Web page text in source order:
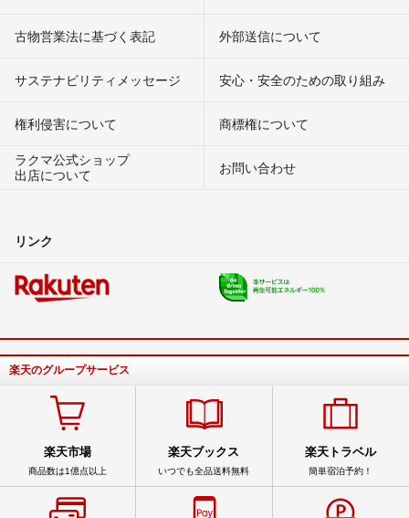
古物営業法に基づく表記 外部送信について
サステナビリティメッセージ 安心・安全のための取り組み
権利侵害について
商標権について
ラクマ公式ショップ
出店について
お問い合わせ
リンク
楽天のグループサービス
楽天市場
商品数は1億点以上
楽天ブックス
いつでも全品送料無料
楽天トラベル
簡単宿泊予約！